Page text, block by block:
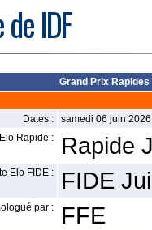
IDF
Grand Prix
Dates :
samedi 06 juin
Rapide :
Rapide
Elo FIDE : FIDE
par : FFE